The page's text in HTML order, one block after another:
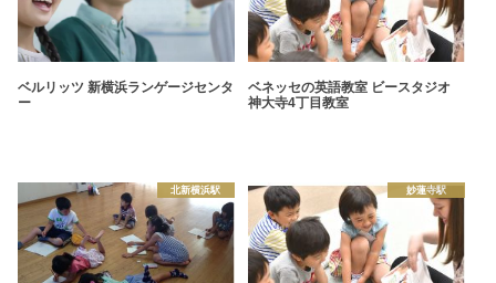
ベルリッツ 新横浜ランゲージセンタ
ー
ベネッセの英語教室 ビースタジオ
神大寺4丁目教室
北新横浜駅 妙蓮寺駅